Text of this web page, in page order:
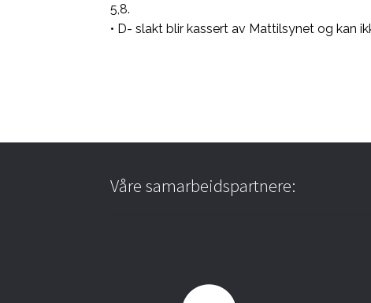
5,8.
• D- slakt blir kassert av Mattilsynet og kan
Våre samarbeidspartnere: